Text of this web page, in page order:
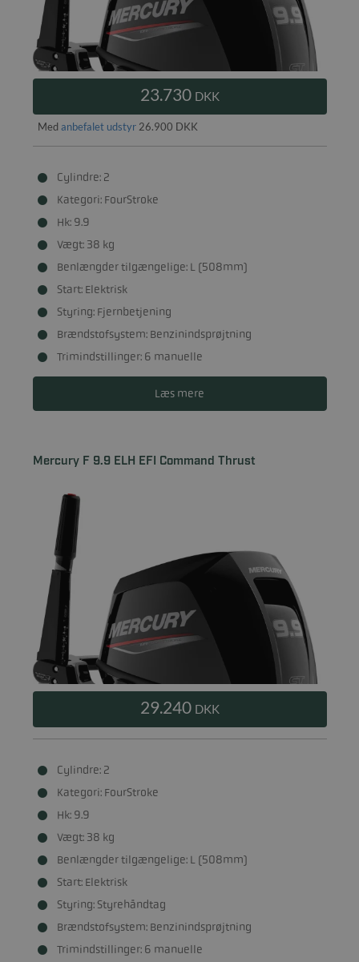
23.730 DKK
Med anbefalet udstyr26.900 DKK
Cylindre: 2
Kategori: FourStroke
Hk: 9.9
Vægt: 38 kg
Benlængder tilgængelige: L (508mm)
Start: Elektrisk
Styring: Fjernbetjening
Brændstofsystem: Benzinindsprøjtning
Trimindstillinger: 6 manuelle
Læs mere
Mercury F 9.9 ELH EFI Command Thrust
29.240 DKK
Cylindre: 2
Kategori: FourStroke
Hk: 9.9
Vægt: 38 kg
Benlængder tilgængelige: L (508mm)
Start: Elektrisk
Styring: Styrehåndtag
Brændstofsystem: Benzinindsprøjtning
Trimindstillinger: 6 manuelle